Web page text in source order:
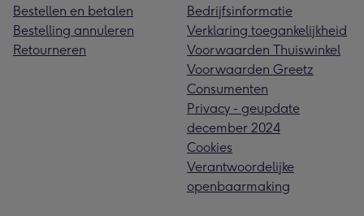
Bestellen en betalen
Bestelling annuleren
Retourneren
Bedrijfsinformatie
Verklaring toegankelijkheid
Voorwaarden Thuiswinkel
Voorwaarden Greetz
Consumenten
Privacy - geupdate
december 2024
Cookies
Verantwoordelijke
openbaarmaking